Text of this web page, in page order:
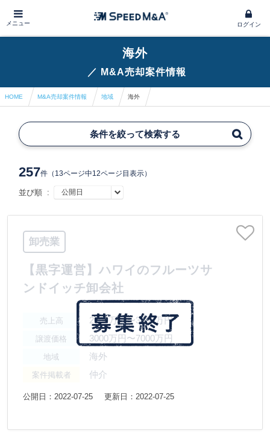
メニュー ログイン
海外
／ M&A売却案件情報
HOME M&A売却案件情報 地域 海外
条件を絞って検索する
257件 （13ページ中12ページ目表示）
並び順 :
卸売業
【黒字運営】ハワイのフルーツサ
ンドイッチ卸会社
売上高 2000万円〜3000万円
譲渡価格 3000万円〜7000万円
地域 海外
案件掲載者 仲介
公開日：2022-07-25 更新日：2022-07-25